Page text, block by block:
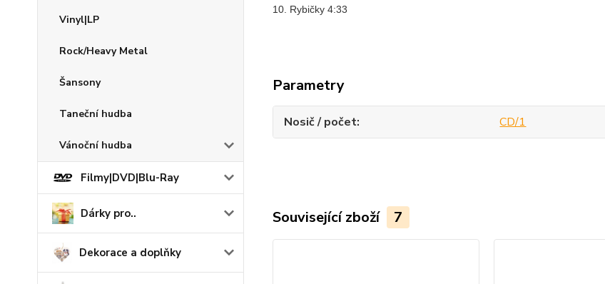
Vinyl|LP
Rock/Heavy Metal
Šansony
Taneční hudba
Vánoční hudba
Filmy|DVD|Blu-Ray
Dárky pro..
Dekorace a doplňky
10. Rybičky 4:33
Parametry
Nosič / počet CD/1
Související zboží 7